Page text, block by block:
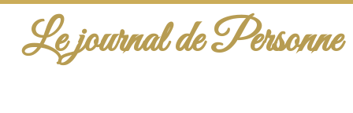
Le journal de Personne